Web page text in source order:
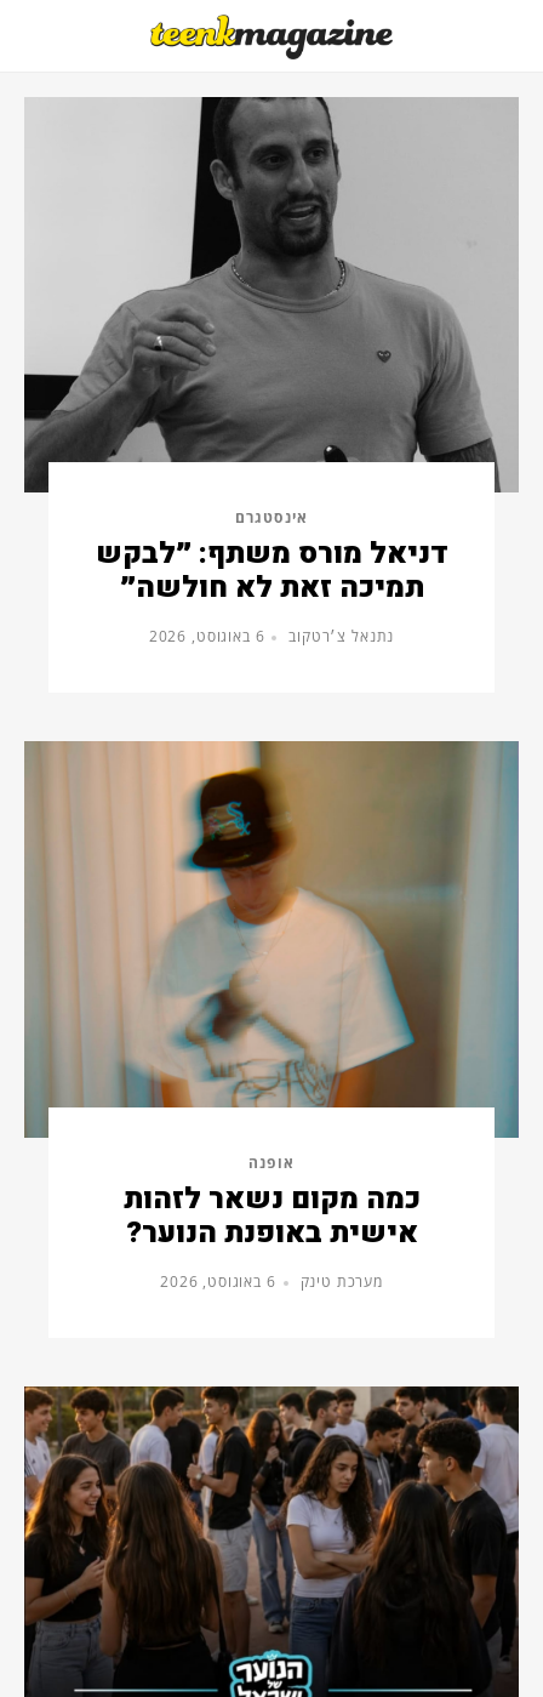
אינסטגרם
דניאל מורס משתף: ״לבקש
תמיכה זאת לא חולשה״
נתנאל צ׳רטקוב 6 באוגוסט, 2026
אופנה
כמה מקום נשאר לזהות
אישית באופנת הנוער?
מערכת טינק 6 באוגוסט, 2026